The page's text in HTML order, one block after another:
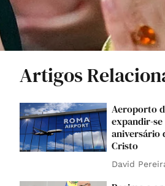
Artigos
Aeroporto
expandir-se
aniversário
Cristo
David